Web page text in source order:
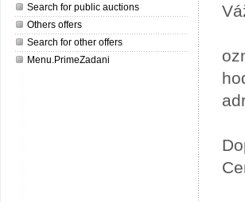
Search for public auctions
Others offers
Search for other offers
Menu.PrimeZadani